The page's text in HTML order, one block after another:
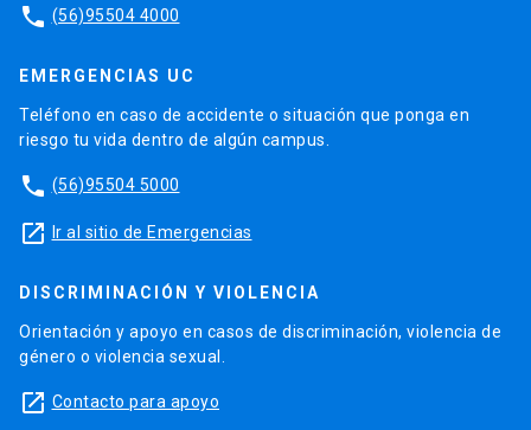
phone (56)95504 4000
EMERGENCIAS UC
Teléfono en caso de accidente o situación que ponga en
riesgo tu vida dentro de algún campus.
phone (56)95504 5000
launch Ir al sitio de Emergencias
DISCRIMINACIÓN Y VIOLENCIA
Orientación y apoyo en casos de discriminación, violencia de
género o violencia sexual.
launch Contacto para apoyo